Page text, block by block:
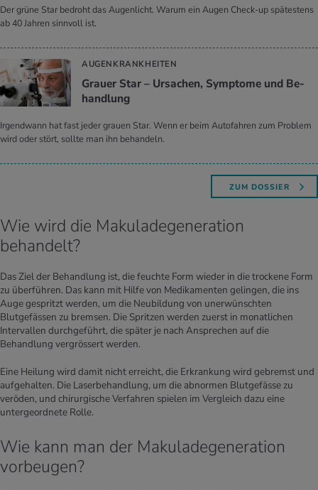
Der grüne Star bedroht das Augenlicht. Warum ein Augen Check-up spätestens
ab 40 Jahren sinnvoll ist.
AUGENKRANKHEITEN
Grau­er Star – Ur­sa­chen, Sym­pto­me und Be­
hand­lung
Irgendwann hat fast jeder grauen Star. Wenn er beim Autofahren zum Problem
wird oder stört, sollte man ihn behandeln.
ZUM DOSSIER
Wie wird die Makuladegeneration
behandelt?
Das Ziel der Behandlung ist, die feuchte Form wieder in die trockene Form
zu überführen. Das kann mit Hilfe von Medikamenten gelingen, die ins
Auge gespritzt werden, um die Neubildung von unerwünschten
Blutgefässen zu bremsen. Die Spritzen werden zuerst in monatlichen
Intervallen durchgeführt, die später je nach Ansprechen auf die
Behandlung vergrössert werden.
Eine Heilung wird damit nicht erreicht, die Erkrankung wird gebremst und
aufgehalten. Die Laserbehandlung, um die abnormen Blutgefässe zu
veröden, und chirurgische Verfahren spielen im Vergleich dazu eine
untergeordnete Rolle.
Wie kann man der Makuladegeneration
vorbeugen?